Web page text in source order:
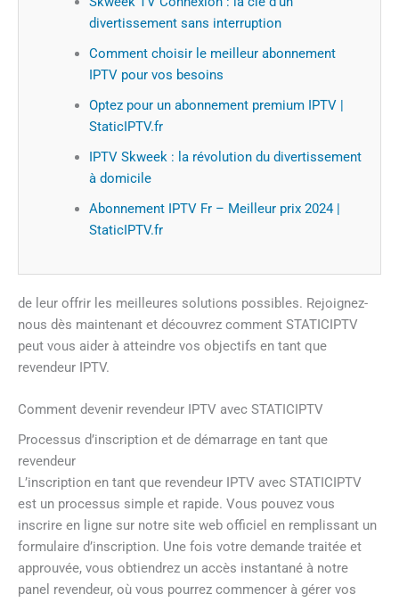
divertissement sans interruption
Comment choisir le meilleur abonnement
IPTV pour vos besoins
Optez pour un abonnement premium IPTV |
StaticIPTV.fr
IPTV Skweek : la révolution du divertissement
à domicile
Abonnement IPTV Fr – Meilleur prix 2024 |
StaticIPTV.fr
de leur offrir les meilleures solutions possibles. Rejoignez-
nous dès maintenant et découvrez comment STATICIPTV
peut vous aider à atteindre vos objectifs en tant que
revendeur IPTV.
Comment devenir revendeur IPTV avec STATICIPTV
Processus d’inscription et de démarrage en tant que
revendeur
L’inscription en tant que revendeur IPTV avec STATICIPTV
est un processus simple et rapide. Vous pouvez vous
inscrire en ligne sur notre site web officiel en remplissant un
formulaire d’inscription. Une fois votre demande traitée et
approuvée, vous obtiendrez un accès instantané à notre
panel revendeur, où vous pourrez commencer à gérer vos